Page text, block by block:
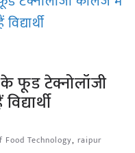
के फूड टेक्नोलॉजी
Food Technology, raipur